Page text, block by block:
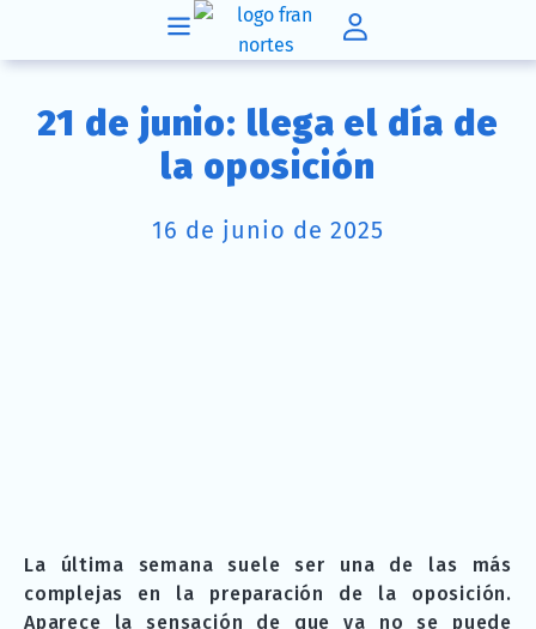
21 de junio: llega el día de
la oposición
16 de junio de 2025
La última semana suele ser una de las más
complejas en la preparación de la oposición.
Aparece la sensación de que ya no se puede